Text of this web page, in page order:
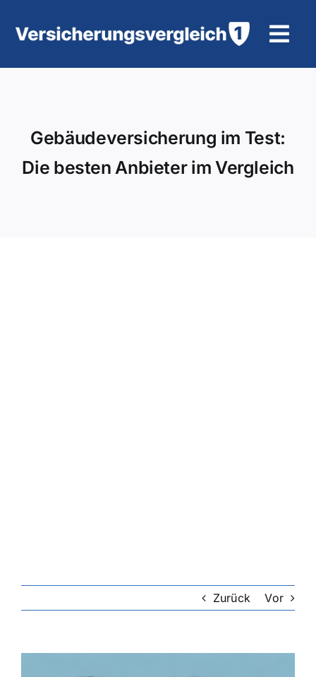
Inhalt
Motorradversicherung
Hundekrankenversicherung
Gebäudeversicherung im Test:
Die besten Anbieter im Vergleich
Zurück Vor